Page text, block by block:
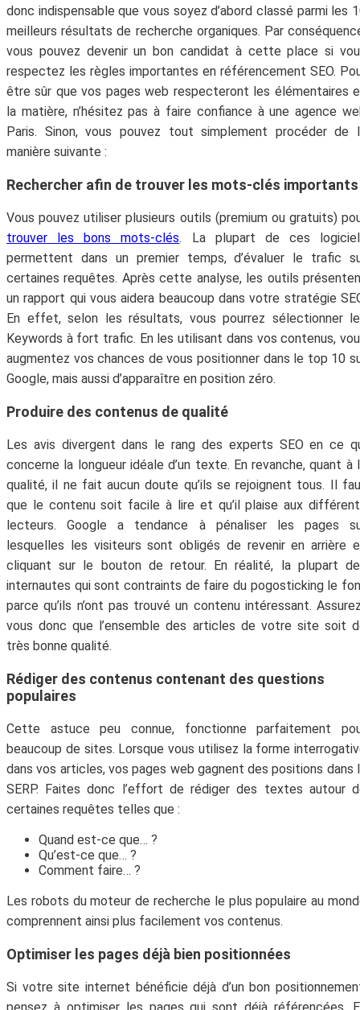
donc indispensable que vous soyez d’abord classé parmi les
meilleurs résultats de recherche organiques. Par
vous pouvez devenir un bon candidat à cette place si
respectez les règles importantes en référencement SEO.
être sûr que vos pages web respecteront les élémentaires
la matière, n’hésitez pas à faire confiance à une agence
Paris. Sinon, vous pouvez tout simplement procéder de
manière suivante :
Rechercher afin de trouver les mots-clés importants
Vous pouvez utiliser plusieurs outils (premium ou gratuits)
trouver les bons mots-clés. La plupart de ces
permettent dans un premier temps, d’évaluer le trafic
certaines requêtes. Après cette analyse, les outils
un rapport qui vous aidera beaucoup dans votre stratégie
En effet, selon les résultats, vous pourrez sélectionner
Keywords à fort trafic. En les utilisant dans vos contenus,
augmentez vos chances de vous positionner dans le top 10
Google, mais aussi d’apparaître en position zéro.
Produire des contenus de qualité
Les avis divergent dans le rang des experts SEO en ce
concerne la longueur idéale d’un texte. En revanche, quant à
qualité, il ne fait aucun doute qu’ils se rejoignent tous. Il
que le contenu soit facile à lire et qu’il plaise aux
lecteurs. Google a tendance à pénaliser les pages
lesquelles les visiteurs sont obligés de revenir en arrière
cliquant sur le bouton de retour. En réalité, la plupart
internautes qui sont contraints de faire du pogosticking le
parce qu’ils n’ont pas trouvé un contenu intéressant.
vous donc que l’ensemble des articles de votre site soit
très bonne qualité.
Rédiger des contenus contenant des questions
populaires
Cette astuce peu connue, fonctionne parfaitement
beaucoup de sites. Lorsque vous utilisez la forme
dans vos articles, vos pages web gagnent des positions dans
SERP. Faites donc l’effort de rédiger des textes autour
certaines requêtes telles que :
Quand est-ce que… ?
Qu’est-ce que… ?
Comment faire… ?
Les robots du moteur de recherche le plus populaire au
comprennent ainsi plus facilement vos contenus.
Optimiser les pages déjà bien positionnées
Si votre site internet bénéficie déjà d’un bon